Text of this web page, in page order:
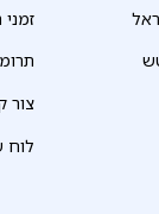
צור
לוח